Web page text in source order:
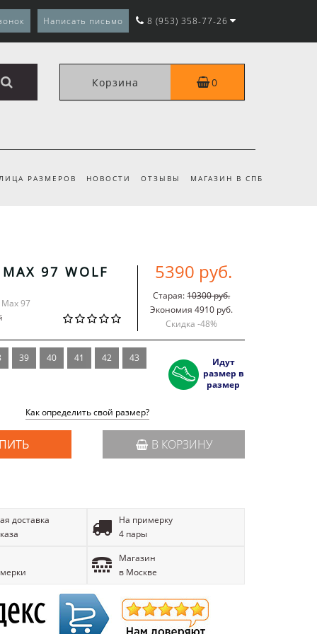
Написать письмо 8 (953) 358-77-26
Корзина 0
РАЗМЕРОВ НОВОСТИ ОТЗЫВЫ МАГАЗИН В СПБ
97 WOLF
97
5390 руб.
Старая:10300 руб.
Экономия 4910 руб.
Скидка -48%
39 40 41 42 43
Идут
размер в
размер
Как определить свой размер?
В КОРЗИНУ
доставка
На примерку
4 пары
Магазин
в Москве